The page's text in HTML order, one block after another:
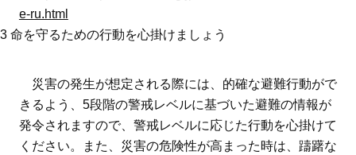
e-ru.html
3 命を守るための行動を心掛けましょう
災害の発生が想定される際には、的確な避難行動がで
きるよう、5段階の警戒レベルに基づいた避難の情報が
発令されますので、警戒レベルに応じた行動を心掛けて
ください。また、災害の危険性が高まった時は、躊躇な